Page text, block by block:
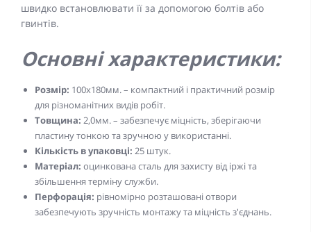
швидко встановлювати її за допомогою болтів або
гвинтів.
Основні характеристики:
Розмір: 100x180мм. – компактний і практичний розмір
для різноманітних видів робіт.
Товщина: 2,0мм. – забезпечує міцність, зберігаючи
пластину тонкою та зручною у використанні.
Кількість в упаковці: 25 штук.
Матеріал: оцинкована сталь для захисту від іржі та
збільшення терміну служби.
Перфорація: рівномірно розташовані отвори
забезпечують зручність монтажу та міцність з'єднань.